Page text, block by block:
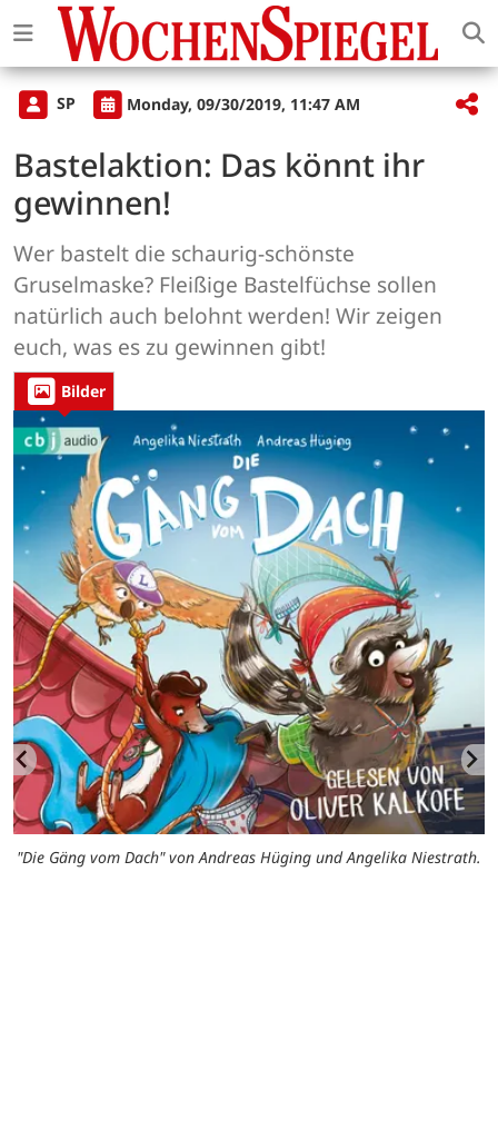
SP Monday, 09/30/2019, 11:47 AM
Bastelaktion: Das könnt ihr
gewinnen!
Wer bastelt die schaurig-schönste
Gruselmaske? Fleißige Bastelfüchse sollen
natürlich auch belohnt werden! Wir zeigen
euch, was es zu gewinnen gibt!
Bilder
"Die Gäng vom Dach" von Andreas Hüging und Angelika Niestrath.